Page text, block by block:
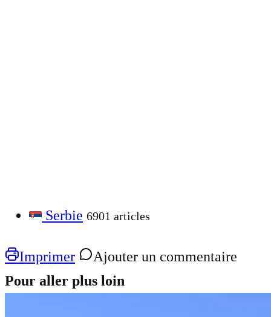
Serbie 6901 articles
Imprimer
Ajouter un commentaire
Pour aller plus loin